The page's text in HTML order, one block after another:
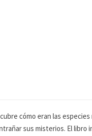
cómo eran las
sus misterios. El libro